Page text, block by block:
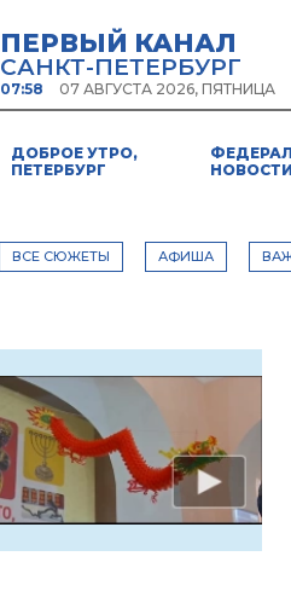
ПЕРВЫЙ КАНАЛ
САНКТ-ПЕТЕРБУРГ
07:58 07 АВГУСТА 2026, ПЯТНИЦА
ДОБРОЕ УТРО,
ПЕТЕРБУРГ
НОВОСТИ
ВСЕ СЮЖЕТЫ АФИША